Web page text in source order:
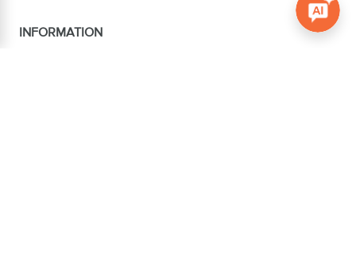
INFORMATION